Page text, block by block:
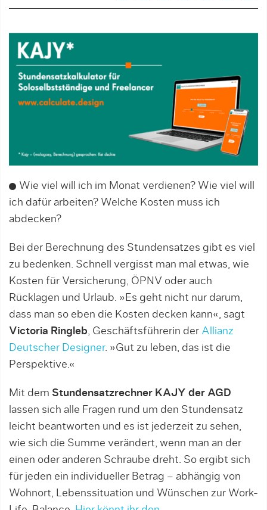
Wie viel will ich im Monat verdienen? Wie viel will
ich dafür arbeiten? Welche Kosten muss ich
abdecken?
Bei der Berechnung des Stundensatzes gibt es viel
zu bedenken. Schnell vergisst man mal etwas, wie
Kosten für Versicherung, ÖPNV oder auch
Rücklagen und Urlaub. »Es geht nicht nur darum,
dass man so eben die Kosten decken kann«, sagt
Victoria Ringleb, Geschäftsführerin der Allianz
Deutscher Designer. »Gut zu leben, das ist die
Perspektive.«
Mit dem Stundensatzrechner KAJY der AGD
lassen sich alle Fragen rund um den Stundensatz
leicht beantworten und es ist jederzeit zu sehen,
wie sich die Summe verändert, wenn man an der
einen oder anderen Schraube dreht. So ergibt sich
für jeden ein individueller Betrag – abhängig von
Wohnort, Lebenssituation und Wünschen zur Work-